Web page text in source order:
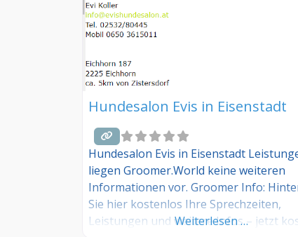
Hundesalon Evis in Eisenstadt
Hundesalon Evis in Eisenstadt
liegen Groomer.World keine weiteren
Informationen vor. Groomer Info:
Sie hier kostenlos Ihre Sprechzeiten,
Leistungen und weitere Infos – jetzt
Weiterlesen …